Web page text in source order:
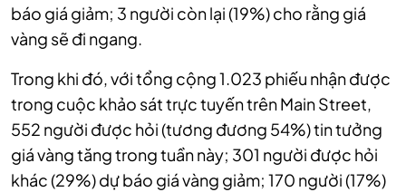
báo giá giảm; 3 người còn lại (19%) cho rằng giá
vàng sẽ đi ngang.
Trong khi đó, với tổng cộng 1.023 phiếu nhận được
trong cuộc khảo sát trực tuyến trên Main Street,
552 người được hỏi (tương đương 54%) tin tưởng
giá vàng tăng trong tuần này; 301 người được hỏi
khác (29%) dự báo giá vàng giảm; 170 người (17%)